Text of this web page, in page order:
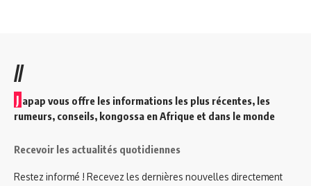
//
J apap vous offre les informations les plus récentes, les
rumeurs, conseils, kongossa en Afrique et dans le monde
Recevoir les actualités quotidiennes
Restez informé ! Recevez les dernières nouvelles directement